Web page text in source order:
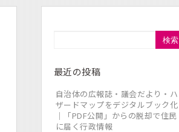
検索
最近の投稿
自治体の広報誌・議会だより・ハ
ザードマップをデジタルブック化
｜「PDF公開」からの脱却で住民
に届く行政情報